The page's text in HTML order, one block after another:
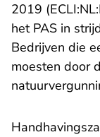
2019
het PAS in
Bedrijven die
moesten door